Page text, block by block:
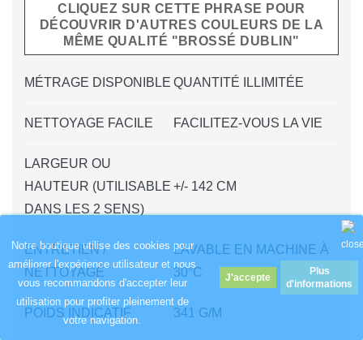
Notre boutique utilise des cookies pour
améliorer l'expérience utilisateur et nous
vous recommandons d'accepter leur
utilisation pour profiter pleinement de
votre navigation.
Plus
d'informations
CLIQUEZ SUR CETTE PHRASE POUR
DÉCOUVRIR D'AUTRES COULEURS DE LA
MÊME QUALITÉ "BROSSÉ DUBLIN"
MÉTRAGE DISPONIBLE QUANTITÉ ILLIMITÉE
NETTOYAGE FACILE FACILITEZ-VOUS LA VIE
LARGEUR OU
HAUTEUR (UTILISABLE
DANS LES 2 SENS)
+/- 142 CM
ENTRETIEN /
NETTOYAGE
LAVABLE EN MACHINE À
30°C
POIDS INDICATIF 341 G/M